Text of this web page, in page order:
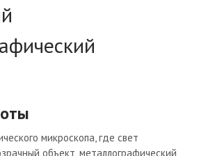
микроскопа, где свет
объект, металлографический